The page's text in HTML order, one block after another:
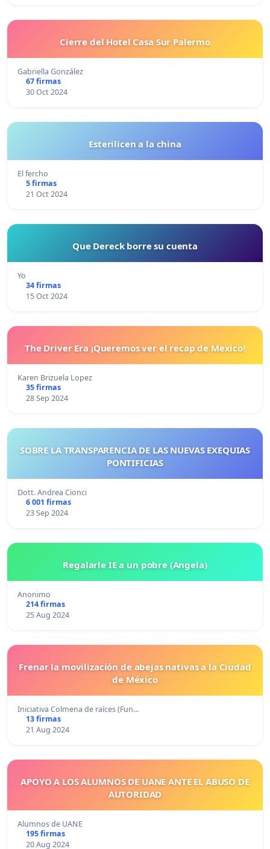
Cierre del Hotel Casa Sur Palermo
Gabriella González
67 firmas
30 Oct 2024
Esterilicen a la china
El fercho
5 firmas
21 Oct 2024
Que Dereck borre su cuenta
Yo
34 firmas
15 Oct 2024
The Driver Era ¡Queremos ver el recap de Mexico!
Karen Brizuela Lopez
35 firmas
28 Sep 2024
SOBRE LA TRANSPARENCIA DE LAS NUEVAS EXEQUIAS
PONTIFICIAS
Dott. Andrea Cionci
6 001 firmas
23 Sep 2024
Regalarle IE a un pobre (Angela)
Anonimo
214 firmas
25 Aug 2024
Frenar la movilización de abejas nativas a la Ciudad
de México
Iniciativa Colmena de raíces (Fun…
13 firmas
21 Aug 2024
APOYO A LOS ALUMNOS DE UANE ANTE EL ABUSO DE
AUTORIDAD
Alumnos de UANE
195 firmas
20 Aug 2024